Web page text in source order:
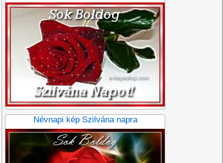
Névnapi kép Szilvána napra